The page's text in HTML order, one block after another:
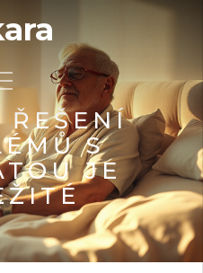
ŘEŠENÍ
S
JE